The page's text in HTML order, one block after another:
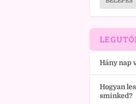
Hány nap
Hogyan
sminked?